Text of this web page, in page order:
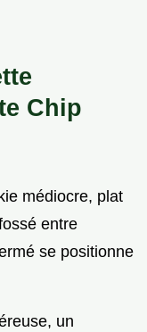
Chip
médiocre, plat
entre
se positionne
un